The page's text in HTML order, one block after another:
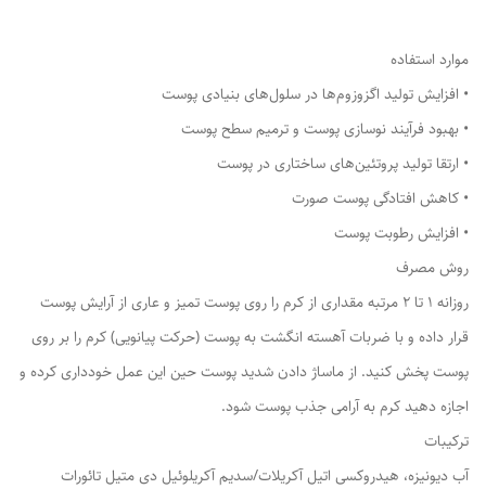
موارد استفاده
• افزایش تولید اگزوزوم‌ها در سلول‌های بنیادی پوست
• بهبود فرآیند نوسازی پوست و ترمیم سطح پوست
• ارتقا تولید پروتئین‌های ساختاری در پوست
• کاهش افتادگی پوست صورت
• افزایش رطوبت پوست
روش مصرف
روزانه 1 تا 2 مرتبه مقداری از کرم را روی پوست تمیز و عاری از آرایش پوست
قرار داده و با ضربات آهسته انگشت به پوست (حرکت پیانویی) کرم را بر روی
پوست پخش کنید. از ماساژ دادن شدید پوست حین این عمل خودداری کرده و
اجازه دهید کرم به آرامی جذب پوست شود.
ترکیبات
آب دیونیزه، هیدروکسی اتیل آکریلات/سدیم آکریلوئیل دی متیل تائورات